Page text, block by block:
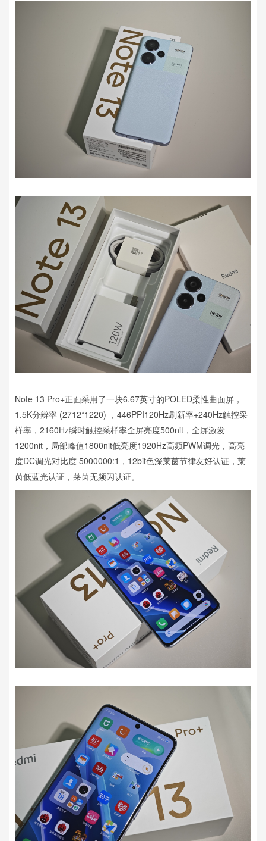
Note 13 Pro+正面采用了一块6.67英寸的POLED柔性曲面屏，
1.5K分辨率 (2712*1220) ，446PPI120Hz刷新率+240Hz触控采
样率，2160Hz瞬时触控采样率全屏亮度500nit，全屏激发
1200nit，局部峰值1800nit低亮度1920Hz高频PWM调光，高亮
度DC调光对比度 5000000:1，12bit色深莱茵节律友好认证，莱
茵低蓝光认证，莱茵无频闪认证。